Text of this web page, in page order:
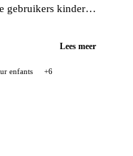
gebruikers kinder-
gemaakt...Lees meer
enfants +6